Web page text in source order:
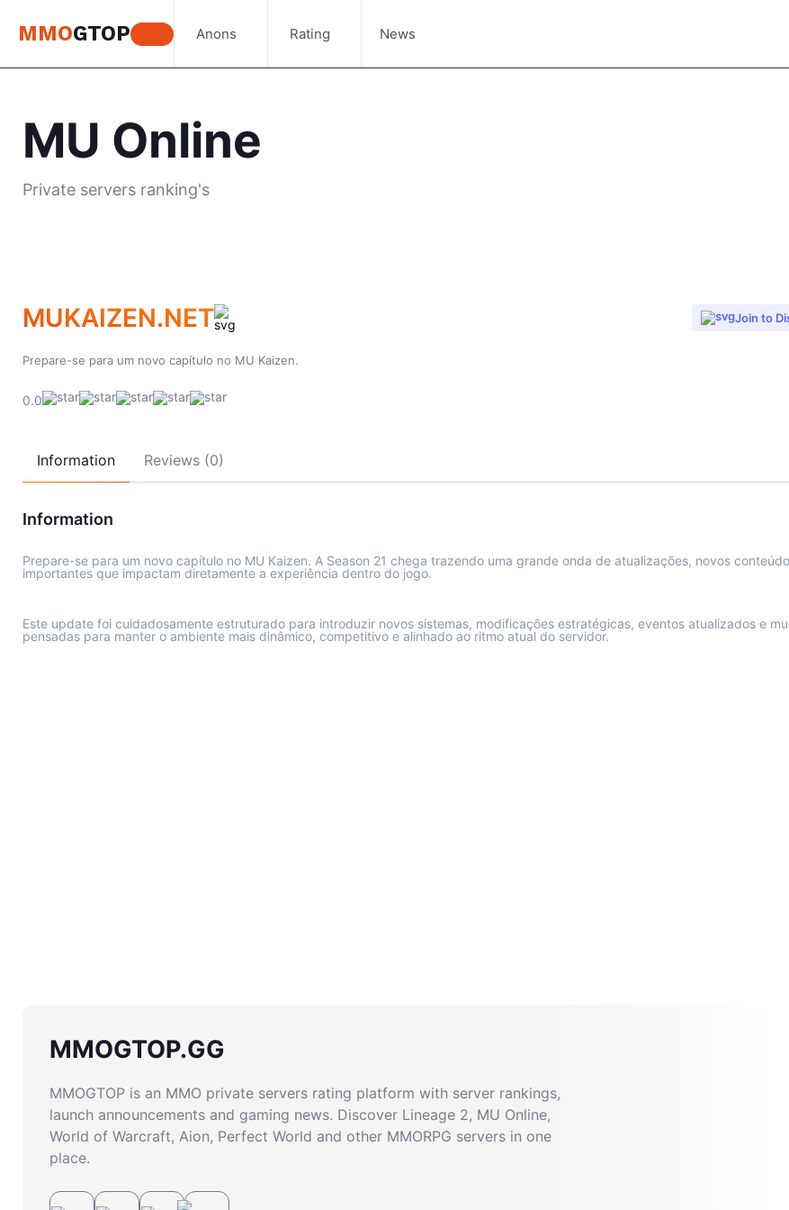
MMOGTOP Anons Rating News
MU Online
Private servers ranking's
MUKAIZEN.NET Join to
Prepare-se para um novo capítulo no MU Kaizen.
0.0
Information Reviews (0)
Information
Prepare-se para um novo capítulo no MU Kaizen. A Season 21 chega trazendo uma grande onda de atualizações, novos
importantes que impactam diretamente a experiência dentro do jogo.
Este update foi cuidadosamente estruturado para introduzir novos sistemas, modificações estratégicas, eventos atualizados e
MMOGTOP.GG
MMOGTOP is an MMO private servers rating platform with server rankings,
launch announcements and gaming news. Discover Lineage 2, MU Online,
World of Warcraft, Aion, Perfect World and other MMORPG servers in one
place.